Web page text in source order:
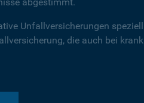
Unfallversicherungen
die auch bei